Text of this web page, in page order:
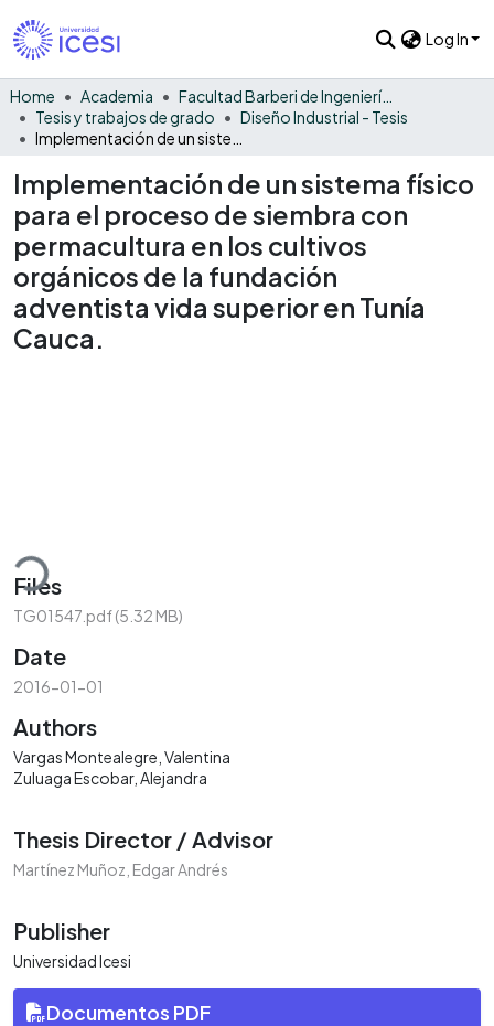
Log In
Home Academia
Facultad Barberi de Ingeniería, Diseño y Ciencias Aplicadas
Tesis y trabajos de grado
Diseño Industrial - Tesis
Implementación de un sistema físico
para el proceso de siembra con
permacultura en los cultivos
orgánicos de la fundación
adventista vida superior en Tunía
Cauca.
Files
TG01547.pdf(5.32 MB)
Date
2016-01-01
Authors
Vargas Montealegre, Valentina
Zuluaga Escobar, Alejandra
Thesis Director / Advisor
Martínez Muñoz, Edgar Andrés
Publisher
Universidad Icesi
Documentos PDF